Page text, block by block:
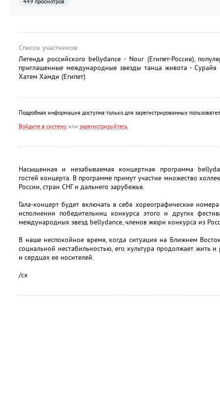
449 просмотров
Список участников:
Легенда российского bellydance - Nour (Египет-Россия),
приглашенные международные звезды танца живота - Сурайя
Хатем Хамди (Египет)
Подробная информация доступна только для зарегистрированных
Войдите в систему или зарегистрируйтесь
Насыщенная и незабываемая концертная программа
гостей концерта. В программе примут участие множество
России, стран СНГ и дальнего зарубежья.
Гала-концерт будет включать в себя хореографические
исполнении победительниц конкурса этого и других
международных звезд bellydance, членов жюри конкурса из
В наше неспокойное время, когда ситуация на Ближнем
социальной нестабильностью, его культура продолжает жить
и сердцах ее носителей.
/сх